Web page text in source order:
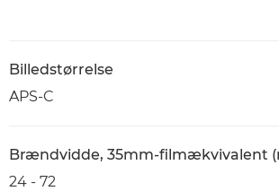
Billedstørrelse
APS-C
Brændvidde, 35mm-filmækvivalent
24 - 72